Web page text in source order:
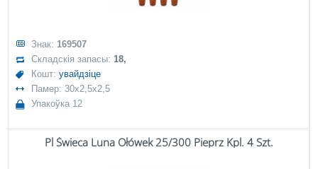
Знак: 169507
Складскія запасы:18,
Кошт:увайдзіце
Памер: 30x2,5x2,5
Упакоўка 12
Pl Świeca Luna Ołówek 25/300 Pieprz Kpl. 4 Szt.